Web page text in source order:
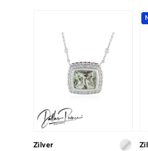
Collection
Zilver